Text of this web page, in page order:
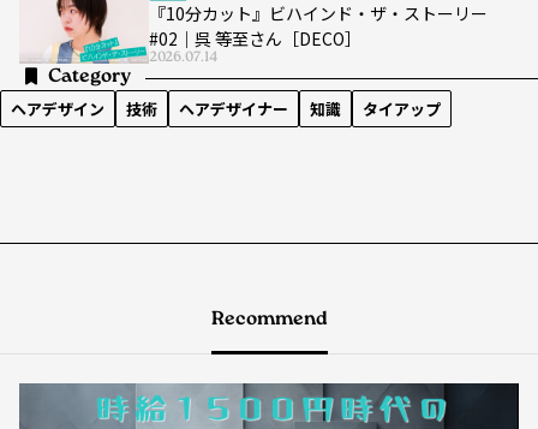
『10分カット』ビハインド・ザ・ストーリー
#02｜呉 等至さん［DECO］
2026.07.14
Category
ヘアデザイン 技術 ヘアデザイナー 知識 タイアップ
Recommend